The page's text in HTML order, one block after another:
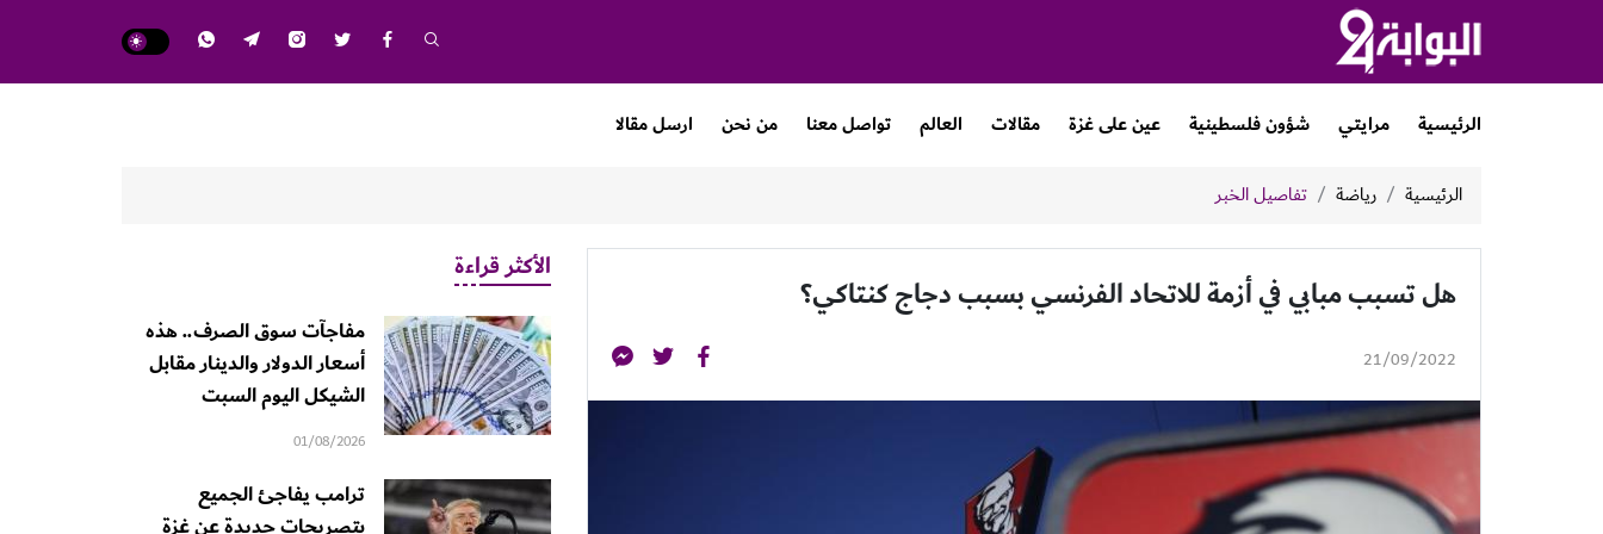
الرئيسية مرايتي شؤون فلسطينية عين على غزة مقالات العالم تواصل معنا من نحن ارسل مقالا
الرئيسية رياضة تفاصيل الخبر
هل تسبب مبابي في أزمة للاتحاد الفرنسي بسبب دجاج كنتاكي؟
21/09/2022
الأكثر قراءة
مفاجآت سوق الصرف.. هذه
أسعار الدولار والدينار مقابل
الشيكل اليوم السبت
01/08/2026
ترامب يفاجئ الجميع
بتصريحات جديدة عن غزة